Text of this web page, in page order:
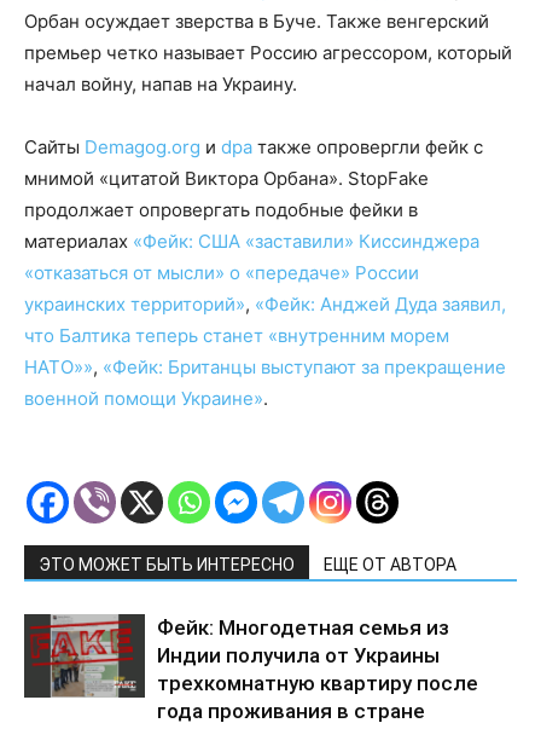
Орбан осуждает зверства в Буче. Также венгерский
премьер четко называет Россию агрессором, который
начал войну, напав на Украину.
Сайты Demagog.org и dpa также опровергли фейк с
мнимой «цитатой Виктора Орбана». StopFake
продолжает опровергать подобные фейки в
материалах «Фейк: США «заставили» Киссинджера
«отказаться от мысли» о «передаче» России
украинских территорий», «Фейк: Анджей Дуда заявил,
что Балтика теперь станет «внутренним морем
НАТО»», «Фейк: Британцы выступают за прекращение
военной помощи Украине».
ЭТО МОЖЕТ БЫТЬ ИНТЕРЕСНО ЕЩЕ ОТ АВТОРА
Фейк: Многодетная семья из
Индии получила от Украины
трехкомнатную квартиру после
года проживания в стране